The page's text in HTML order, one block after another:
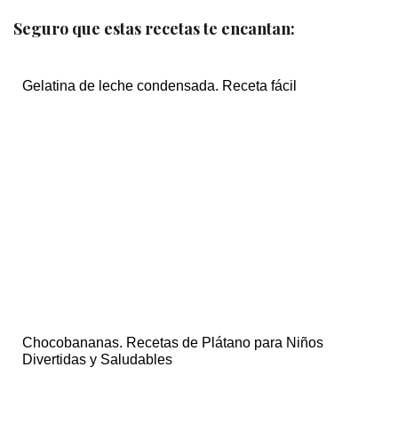
Seguro que estas recetas te encantan:
Gelatina de leche condensada. Receta fácil
Chocobananas. Recetas de Plátano para Niños
Divertidas y Saludables